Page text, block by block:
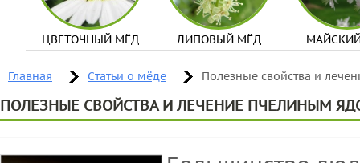
ЦВЕТОЧНЫЙ МЁД ЛИПОВЫЙ МЁД
Главная Cтатьи о мёде Полезные свойства и
ПОЛЕЗНЫЕ СВОЙСТВА И ЛЕЧЕНИЕ ПЧЕЛИНЫМ